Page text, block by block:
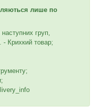
лише по
груп,
- Крихкий товар;